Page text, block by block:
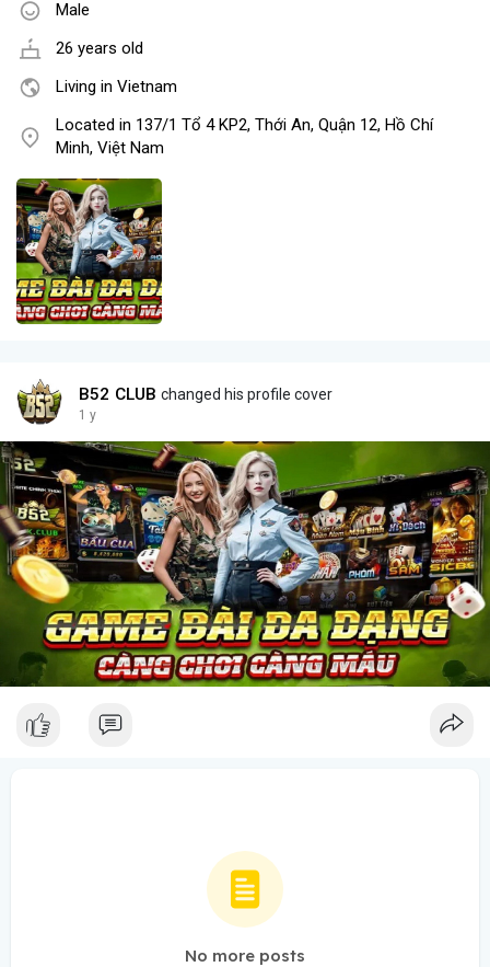
Male
26 years old
Living in Vietnam
Located in 137/1 Tổ 4 KP2, Thới An, Quận 12, Hồ Chí
Minh, Việt Nam
B52 CLUB changed his profile cover
1 y
No more posts